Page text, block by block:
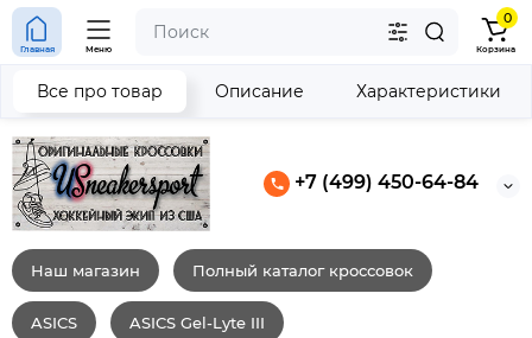
+7 (499) 450-64-84
Главная Меню
0
Корзина
Наш магазин Полный каталог кроссовок
ASICS ASICS Gel-Lyte III
Все про товар Описание Характеристики